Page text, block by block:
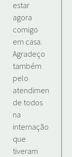
estar
agora
comigo
em casa.
Agradeço
também
pelo
atendimento
de todos
na
internação
que
tiveram